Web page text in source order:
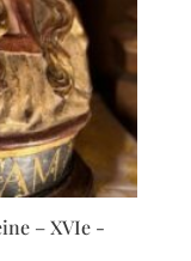
– XVIe -